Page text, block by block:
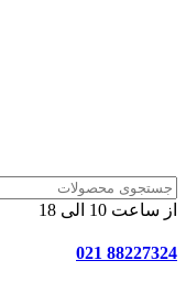
از ساعت 10 الی 18
88227324 021